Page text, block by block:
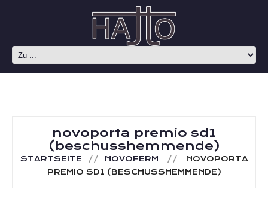
novoporta premio sd1
(beschusshemmende)
STARTSEITE NOVOFERM
NOVOPORTA
PREMIO SD1 (BESCHUSSHEMMENDE)